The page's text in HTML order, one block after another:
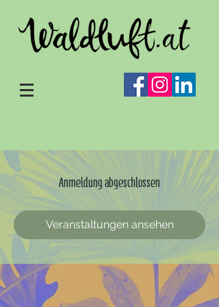
Anmeldung abgeschlossen
Veranstaltungen ansehen